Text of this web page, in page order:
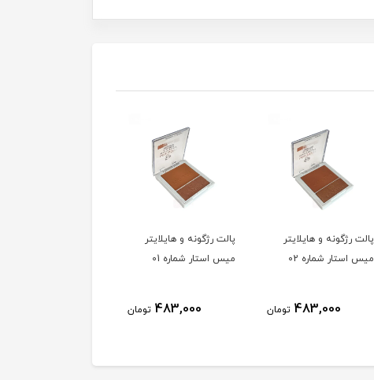
پالت رژگونه و هایلایتر
میس استار شماره 02
483,000 تومان
پالت رژگونه و هایلایتر
میس استار شماره 01
483,000 تومان